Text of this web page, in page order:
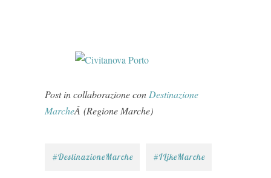
Post in collaborazione con Destinazione
MarcheÂ (Regione Marche)
#DestinazioneMarche #ILikeMarche